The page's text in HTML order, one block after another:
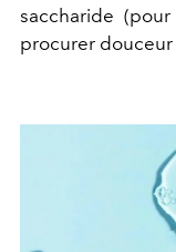
saccharide
procurer douceur